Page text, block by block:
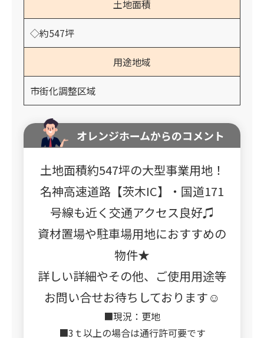
土地面積
◇約547坪
用途地域
市街化調整区域
オレンジホームからのコメント
土地面積約547坪の大型事業用地！
名神高速道路【茨木IC】・国道171
号線も近く交通アクセス良好♫
資材置場や駐車場用地におすすめの
物件★
詳しい詳細やその他、ご使用用途等
お問い合せお待ちしております☺
■現況：更地
■3ｔ以上の場合は通行許可要です